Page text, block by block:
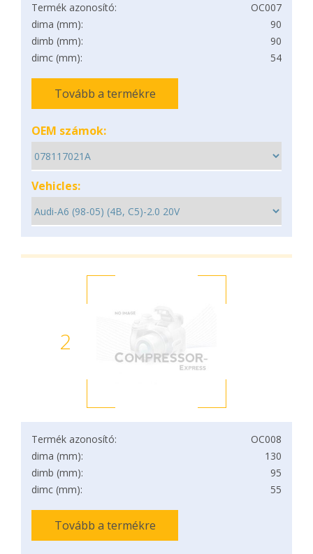
Termék azonosító:
OC007
dima (mm):
90
dimb (mm):
90
dimc (mm):
54
Tovább a termékre
OEM számok:
Vehicles:
2
Termék azonosító:
OC008
dima (mm):
130
dimb (mm):
95
dimc (mm):
55
Tovább a termékre